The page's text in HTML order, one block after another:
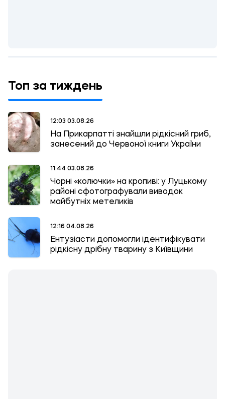
Топ за тиждень
12:03 03.08.26
На Прикарпатті знайшли рідкісний гриб,
занесений до Червоної книги України
11:44 03.08.26
Чорні «колючки» на кропиві: у Луцькому
районі сфотографували виводок
майбутніх метеликів
12:16 04.08.26
Ентузіасти допомогли ідентифікувати
рідкісну дрібну тварину з Київщини